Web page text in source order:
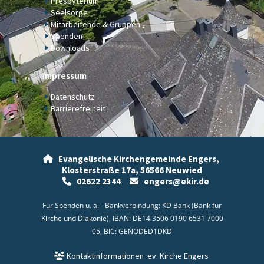
Seelsorge
Mitarbeitende & Gruppen
Spenden
Downloads
Impressum
Datenschutz
Barrierefreiheit

Evangelische Kirchengemeinde Engers,
Klosterstraße 17a, 56566 Neuwied
02622 2344 engers@ekir.de
Für Spenden u. a. - Bankverbindung: KD Bank (Bank für
Kirche und Diakonie), IBAN: DE14 3506 0190 6531 7000
05, BIC: GENODED1DKD
Kontaktinformationen ev. Kirche Engers